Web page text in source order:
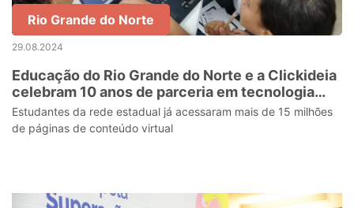
Rio Grande do Norte
29.08.2024
Educação do Rio Grande do Norte e a Clickideia
celebram 10 anos de parceria em tecnologia
educacional
Estudantes da rede estadual já acessaram mais de 15 milhões
de páginas de conteúdo virtual